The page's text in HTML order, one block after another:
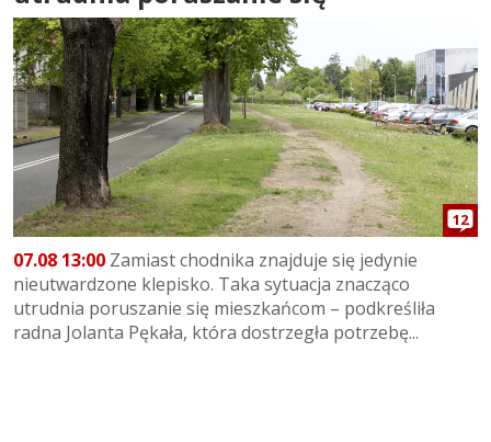
12
07.08 13:00 Zamiast chodnika znajduje się jedynie
nieutwardzone klepisko. Taka sytuacja znacząco
utrudnia poruszanie się mieszkańcom – podkreśliła
radna Jolanta Pękała, która dostrzegła potrzebę...